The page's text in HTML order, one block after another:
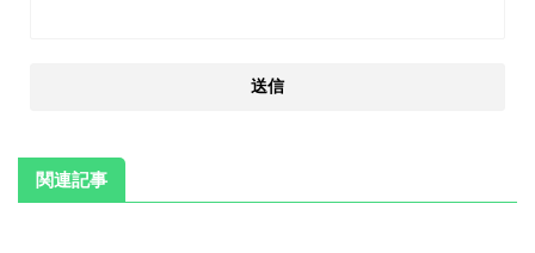
関連記事